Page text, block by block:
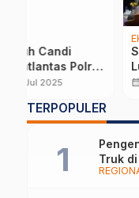
Serbaindo
Lulusan,
LSP Bahasa Asing
calendar_monthSen, 4 Agu 2025
…
TERPOPULER
Truk
Begini